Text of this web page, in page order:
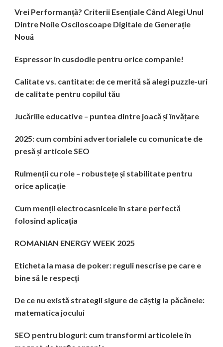
Vrei Performanță? Criterii Esențiale Când Alegi Unul
Dintre Noile Osciloscoape Digitale de Generație
Nouă
Espressor in cusdodie pentru orice companie!
Calitate vs. cantitate: de ce merită să alegi puzzle-uri
de calitate pentru copilul tău
Jucăriile educative – puntea dintre joacă și învățare
2025: cum combini advertorialele cu comunicate de
presă și articole SEO
Rulmenții cu role – robustețe și stabilitate pentru
orice aplicație
Cum menții electrocasnicele în stare perfectă
folosind aplicația
ROMANIAN ENERGY WEEK 2025
Eticheta la masa de poker: reguli nescrise pe care e
bine să le respecți
De ce nu există strategii sigure de câștig la păcănele:
matematica jocului
SEO pentru bloguri: cum transformi articolele în